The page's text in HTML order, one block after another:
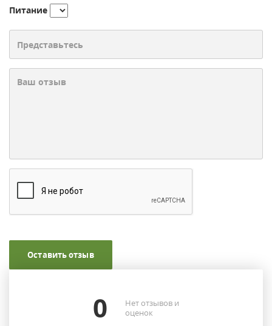
Питание
Оставить отзыв
0
Нет отзывов и
оценок